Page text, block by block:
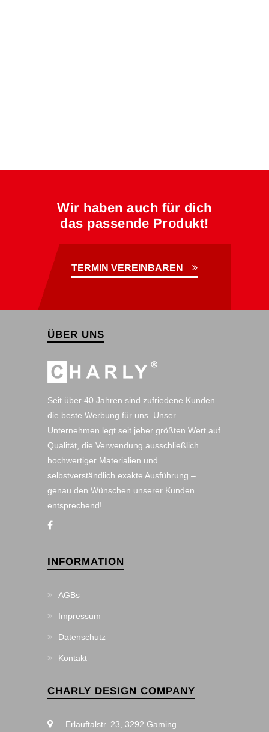
Wir haben auch für dich
das passende Produkt!
TERMIN VEREINBAREN
ÜBER UNS
Seit über 40 Jahren sind zufriedene Kunden
die beste Werbung für uns. Unser
Unternehmen legt seit jeher größten Wert auf
Qualität, die Verwendung ausschließlich
hochwertiger Materialien und
selbstverständlich exakte Ausführung –
genau den Wünschen unserer Kunden
entsprechend!
INFORMATION
AGBs
Impressum
Datenschutz
Kontakt
CHARLY DESIGN COMPANY
Erlauftalstr. 23, 3292 Gaming.